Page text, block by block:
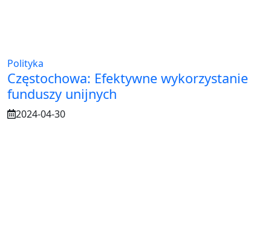
Polityka
Częstochowa: Efektywne wykorzystanie
funduszy unijnych
2024-04-30